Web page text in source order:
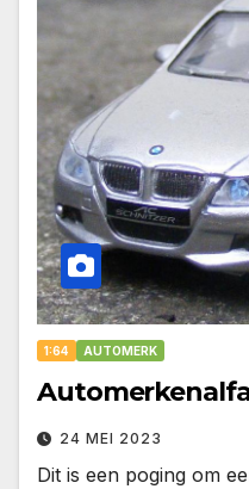
1:64 AUTOMERK
24 MEI 2023
Dit is een poging om